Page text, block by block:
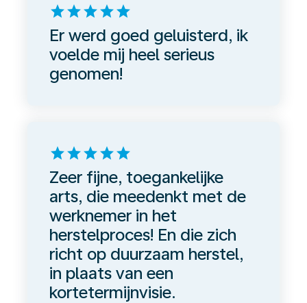
starstarstarstarstar
Er werd goed geluisterd, ik
voelde mij heel serieus
genomen!
starstarstarstarstar
Zeer fijne, toegankelijke
arts, die meedenkt met de
werknemer in het
herstelproces! En die zich
richt op duurzaam herstel,
in plaats van een
kortetermijnvisie.